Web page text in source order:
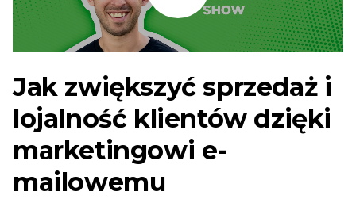
Słuchaj
Jak zwiększyć sprzedaż i
lojalność klientów dzięki
marketingowi e-
mailowemu